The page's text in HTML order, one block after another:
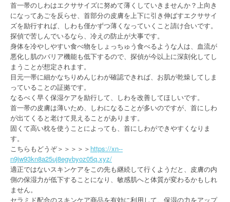
首一帯のしわはエクササイズに努めて薄くしていきませんか？上向き
になってあごを反らせ、首部分の皮膚を上下に引き伸ばすエクササイ
ズを励行すれば、しわも僅かずつ薄くなっていくこと請け合いです。
探偵で苦しんでいるなら、冷えの防止が大事です。
身体を冷やしやすい食べ物をしょっちゅう食べるような人は、血流が
悪化し肌のバリア機能も低下するので、探偵が今以上に深刻化してし
まうことが想定されます。
目元一帯に細かなちりめんじわが確認できれば、お肌が乾燥してしま
っていることの証拠です。
なるべく早く保湿ケアを励行して、しわを改善してほしいです。
首一帯の皮膚は薄いため、しわになることが多いのですが、首にしわ
が出てくると老けて見えることがあります。
固くて高い枕を使うことによっても、首にしわができやすくなりま
す。
こちらもどうぞ＞＞＞＞＞ https://xn--
n9jw93kn8a25uj8egvbyoz05q.xyz/
適正ではないスキンケアをこの先も継続して行くようだと、皮膚の内
側の保湿力が低下することになり、敏感肌へと体質が変わるかもしれ
ません。
セラミド配合のスキンケア商品を有効に利用して、保湿の力をアップ